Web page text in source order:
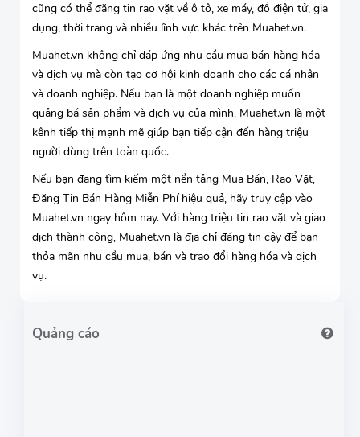
cũng có thể đăng tin rao vặt về ô tô, xe máy, đồ điện tử, gia
dụng, thời trang và nhiều lĩnh vực khác trên Muahet.vn.
Muahet.vn không chỉ đáp ứng nhu cầu mua bán hàng hóa
và dịch vụ mà còn tạo cơ hội kinh doanh cho các cá nhân
và doanh nghiệp. Nếu bạn là một doanh nghiệp muốn
quảng bá sản phẩm và dịch vụ của mình, Muahet.vn là một
kênh tiếp thị mạnh mẽ giúp bạn tiếp cận đến hàng triệu
người dùng trên toàn quốc.
Nếu bạn đang tìm kiếm một nền tảng Mua Bán, Rao Vặt,
Đăng Tin Bán Hàng Miễn Phí hiệu quả, hãy truy cập vào
Muahet.vn ngay hôm nay. Với hàng triệu tin rao vặt và giao
dịch thành công, Muahet.vn là địa chỉ đáng tin cậy để bạn
thỏa mãn nhu cầu mua, bán và trao đổi hàng hóa và dịch
vụ.